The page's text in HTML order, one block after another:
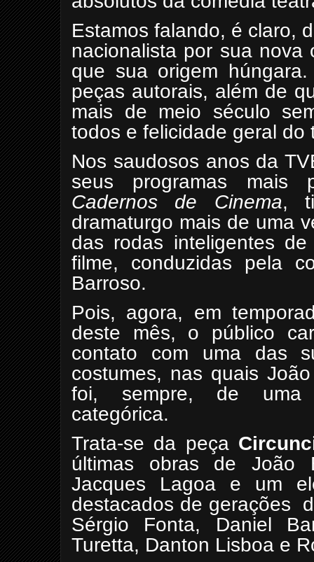
Estamos falando, é claro,
nacionalista por sua
que sua origem
peças autorais, além de
mais de meio século
todos e felicidade geral
Nos saudosos anos da
seus programas mais
Cadernos de Cinema,
dramaturgo mais de uma
das rodas inteligentes
filme, conduzidas pela
Barroso.
Pois, agora, em
deste mês, o público
contato com uma das
costumes, nas quais
foi, sempre, de uma
categórica.
Trata-se da peça
últimas obras de João
Jacques Lagoa e um
destacados de gerações
Sérgio Fonta, Daniel
Turetta, Danton Lisboa e